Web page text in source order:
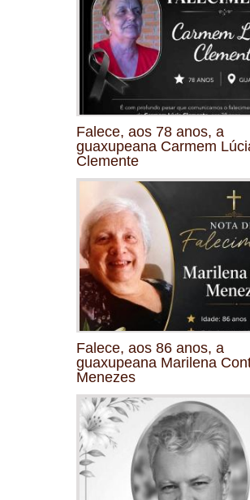
Falece, aos 78 anos, a
guaxupeana Carmem
Clemente
Falece, aos 86 anos, a
guaxupeana Marilena
Menezes